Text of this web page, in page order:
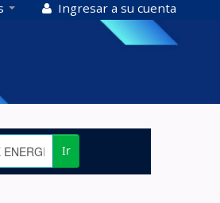
Ingresar a su cuenta
Ir